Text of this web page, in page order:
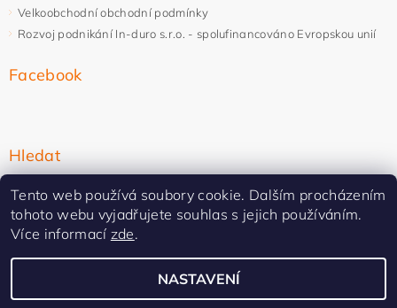
Velkoobchodní obchodní podmínky
Rozvoj podnikání In-duro s.r.o. - spolufinancováno Evropskou unií
Facebook
Hledat
2026 ©In-duro, všechna práva vyhrazenaUpravit nastavení cookies
Tento web používá soubory cookie. Dalším procházením
tohoto webu vyjadřujete souhlas s jejich používáním.
Více informací zde.
NASTAVENÍ